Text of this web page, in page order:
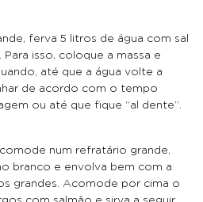
ferva 5 litros de água com sal
Para isso, coloque a massa e
até que a água volte a
de acordo com o tempo
ou até que fique “al dente”.
num refratário grande,
branco e envolva bem com a
grandes. Acomode por cima o